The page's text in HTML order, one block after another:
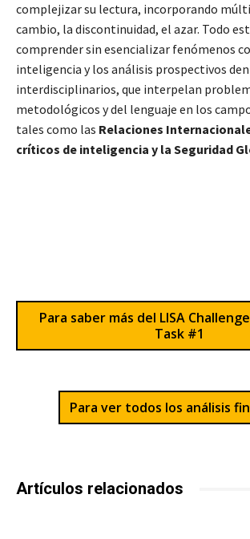
complejizar su lectura, incorporando
cambio, la discontinuidad, el azar. Todo
comprender sin esencializar fenómenos
inteligencia y los análisis prospectivos
interdisciplinarios, que interpelan
metodológicos y del lenguaje en los
tales como las Relaciones
críticos de inteligencia y la Seguridad
Para saber más del LISA
Task #1
Para ver todos los análisis
Artículos relacionados